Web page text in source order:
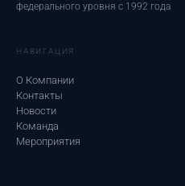
федерального уровня с 1992 года
НАВИГАЦИЯ
О Компании
Контакты
Новости
Команда
Мероприятия